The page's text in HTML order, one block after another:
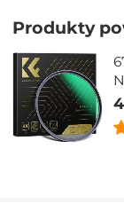
Produkty